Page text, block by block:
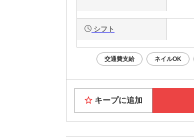
シフト
交通費支給 ネイルOK
キープに追加